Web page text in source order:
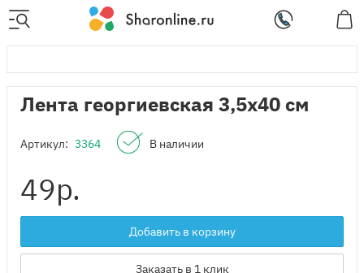
Лента георгиевская 3,5x40 см
Артикул: 3364 В наличии
49р.
Добавить в корзину
Заказать в 1 клик